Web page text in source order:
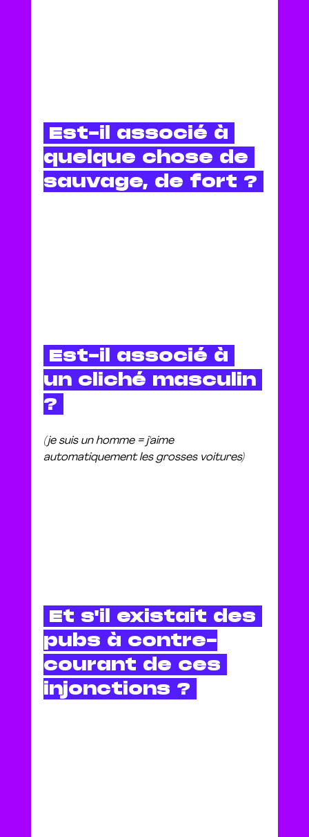
Est-il associé à
quelque chose de
sauvage, de fort ?
Est-il associé à
un cliché masculin
?
(je suis un homme = j'aime
automatiquement les grosses voitures)
Et s'il existait des
pubs à contre-
courant de ces
injonctions ?